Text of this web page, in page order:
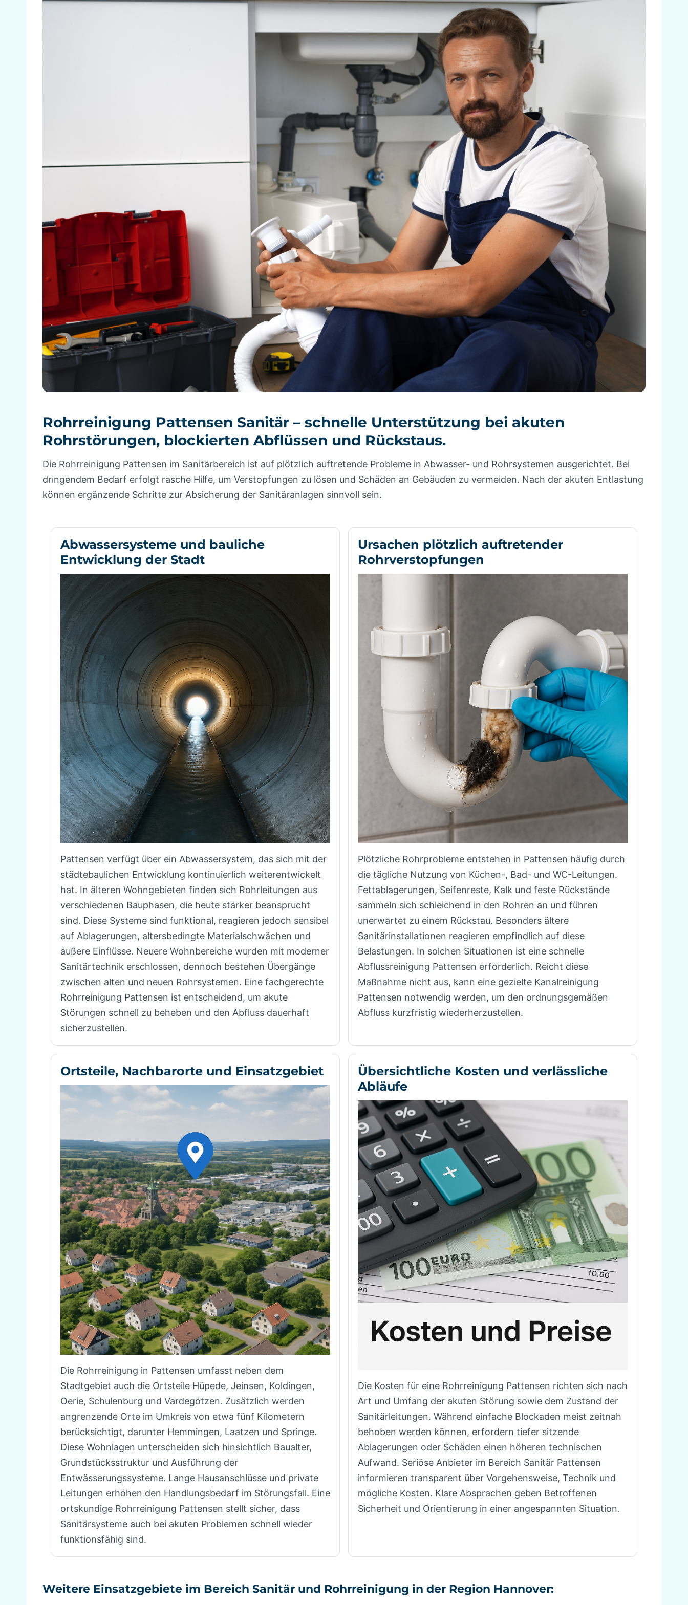
Rohrreinigung Pattensen Sanitär – schnelle Unterstützung bei akuten
Rohrstörungen, blockierten Abflüssen und Rückstaus.
Die Rohrreinigung Pattensen im Sanitärbereich ist auf plötzlich auftretende Probleme in Abwasser- und Rohrsystemen ausgerichtet. Bei
dringendem Bedarf erfolgt rasche Hilfe, um Verstopfungen zu lösen und Schäden an Gebäuden zu vermeiden. Nach der akuten Entlastung
können ergänzende Schritte zur Absicherung der Sanitäranlagen sinnvoll sein.
Abwassersysteme und bauliche
Entwicklung der Stadt
Pattensen verfügt über ein Abwassersystem, das sich mit der
städtebaulichen Entwicklung kontinuierlich weiterentwickelt
hat. In älteren Wohngebieten finden sich Rohrleitungen aus
verschiedenen Bauphasen, die heute stärker beansprucht
sind. Diese Systeme sind funktional, reagieren jedoch sensibel
auf Ablagerungen, altersbedingte Materialschwächen und
äußere Einflüsse. Neuere Wohnbereiche wurden mit moderner
Sanitärtechnik erschlossen, dennoch bestehen Übergänge
zwischen alten und neuen Rohrsystemen. Eine fachgerechte
Rohrreinigung Pattensen ist entscheidend, um akute
Störungen schnell zu beheben und den Abfluss dauerhaft
sicherzustellen.
Ursachen plötzlich auftretender
Rohrverstopfungen
Plötzliche Rohrprobleme entstehen in Pattensen häufig durch
die tägliche Nutzung von Küchen-, Bad- und WC-Leitungen.
Fettablagerungen, Seifenreste, Kalk und feste Rückstände
sammeln sich schleichend in den Rohren an und führen
unerwartet zu einem Rückstau. Besonders ältere
Sanitärinstallationen reagieren empfindlich auf diese
Belastungen. In solchen Situationen ist eine schnelle
Abflussreinigung Pattensen erforderlich. Reicht diese
Maßnahme nicht aus, kann eine gezielte Kanalreinigung
Pattensen notwendig werden, um den ordnungsgemäßen
Abfluss kurzfristig wiederherzustellen.
Ortsteile, Nachbarorte und Einsatzgebiet
Die Rohrreinigung in Pattensen umfasst neben dem
Stadtgebiet auch die Ortsteile Hüpede, Jeinsen, Koldingen,
Oerie, Schulenburg und Vardegötzen. Zusätzlich werden
angrenzende Orte im Umkreis von etwa fünf Kilometern
berücksichtigt, darunter Hemmingen, Laatzen und Springe.
Diese Wohnlagen unterscheiden sich hinsichtlich Baualter,
Grundstücksstruktur und Ausführung der
Entwässerungssysteme. Lange Hausanschlüsse und private
Leitungen erhöhen den Handlungsbedarf im Störungsfall. Eine
ortskundige Rohrreinigung Pattensen stellt sicher, dass
Sanitärsysteme auch bei akuten Problemen schnell wieder
funktionsfähig sind.
Übersichtliche Kosten und verlässliche
Abläufe
Die Kosten für eine Rohrreinigung Pattensen richten sich nach
Art und Umfang der akuten Störung sowie dem Zustand der
Sanitärleitungen. Während einfache Blockaden meist zeitnah
behoben werden können, erfordern tiefer sitzende
Ablagerungen oder Schäden einen höheren technischen
Aufwand. Seriöse Anbieter im Bereich Sanitär Pattensen
informieren transparent über Vorgehensweise, Technik und
mögliche Kosten. Klare Absprachen geben Betroffenen
Sicherheit und Orientierung in einer angespannten Situation.
Weitere Einsatzgebiete im Bereich Sanitär und Rohrreinigung in der Region Hannover: